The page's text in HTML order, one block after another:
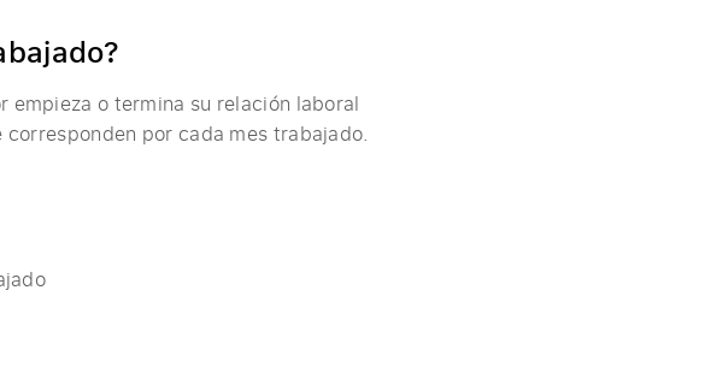
empieza o termina su relación laboral
por cada mes trabajado.